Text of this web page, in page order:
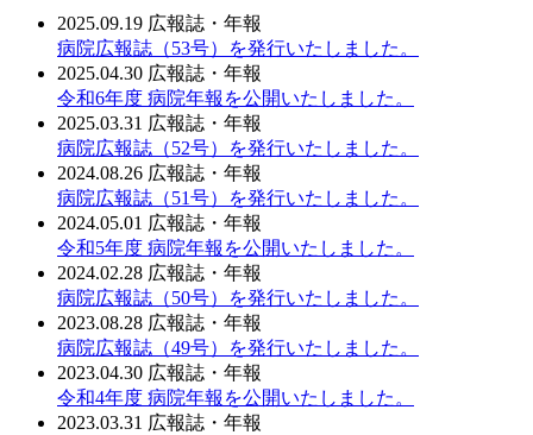
2025.09.19 広報誌・年報
病院広報誌（53号）を発行いたしました。
2025.04.30 広報誌・年報
令和6年度 病院年報を公開いたしました。
2025.03.31 広報誌・年報
病院広報誌（52号）を発行いたしました。
2024.08.26 広報誌・年報
病院広報誌（51号）を発行いたしました。
2024.05.01 広報誌・年報
令和5年度 病院年報を公開いたしました。
2024.02.28 広報誌・年報
病院広報誌（50号）を発行いたしました。
2023.08.28 広報誌・年報
病院広報誌（49号）を発行いたしました。
2023.04.30 広報誌・年報
令和4年度 病院年報を公開いたしました。
2023.03.31 広報誌・年報